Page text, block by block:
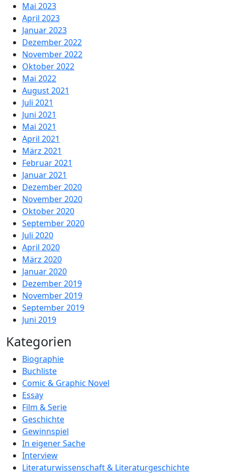
Mai 2023
April 2023
Januar 2023
Dezember 2022
November 2022
Oktober 2022
Mai 2022
August 2021
Juli 2021
Juni 2021
Mai 2021
April 2021
März 2021
Februar 2021
Januar 2021
Dezember 2020
November 2020
Oktober 2020
September 2020
Juli 2020
April 2020
März 2020
Januar 2020
Dezember 2019
November 2019
September 2019
Juni 2019
Kategorien
Biographie
Buchliste
Comic & Graphic Novel
Essay
Film & Serie
Geschichte
Gewinnspiel
In eigener Sache
Interview
Literaturwissenschaft & Literaturgeschichte